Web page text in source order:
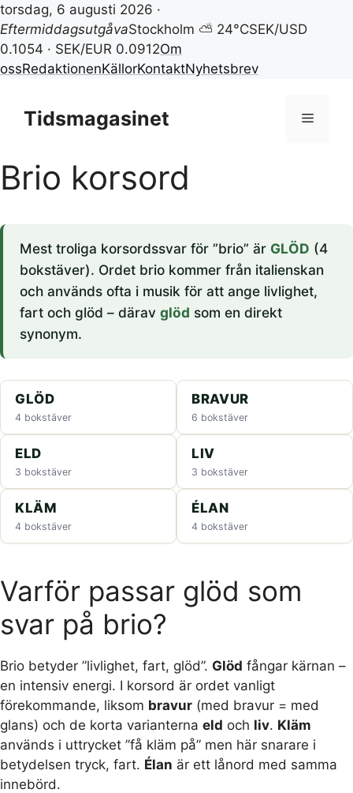
torsdag, 6 augusti 2026 ·
EftermiddagsutgåvaStockholm ⛅ 24°CSEK/USD
0.1054 · SEK/EUR 0.0912Om
ossRedaktionenKällorKontaktNyhetsbrev
innehållTidsmagasinet Meny
Brio korsord
Mest troliga korsordssvar för ”brio” är GLÖD (4
bokstäver). Ordet brio kommer från italienskan
och används ofta i musik för att ange livlighet,
fart och glöd – därav glöd som en direkt
synonym.
GLÖD
4 bokstäver
BRAVUR
6 bokstäver
ELD
3 bokstäver
LIV
3 bokstäver
KLÄM
4 bokstäver
ÉLAN
4 bokstäver
Varför passar glöd som
svar på brio?
Brio betyder ”livlighet, fart, glöd”. Glöd fångar kärnan –
en intensiv energi. I korsord är ordet vanligt
förekommande, liksom bravur (med bravur = med
glans) och de korta varianterna eld och liv. Kläm
används i uttrycket ”få kläm på” men här snarare i
betydelsen tryck, fart. Élan är ett lånord med samma
innebörd.